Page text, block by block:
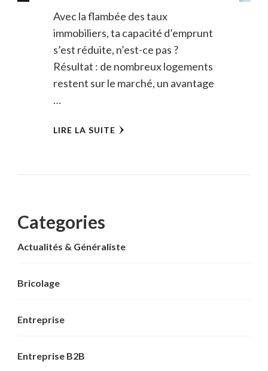
Avec la flambée des taux
immobiliers, ta capacité d’emprunt
s’est réduite, n’est-ce pas ?
Résultat : de nombreux logements
restent sur le marché, un avantage
…
LIRE LA SUITE
Categories
Actualités & Généraliste
Bricolage
Entreprise
Entreprise B2B